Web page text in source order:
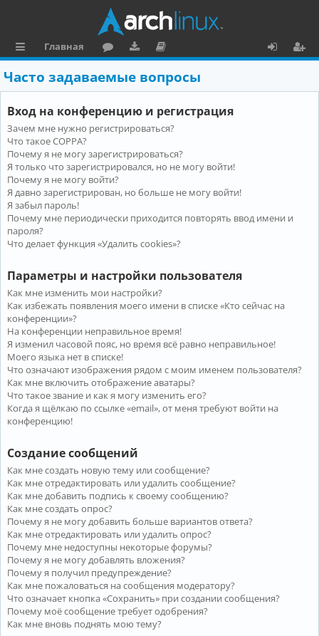
ы
л
к
и
Главная
ру
м
ру
зк
и
ку
м
е
н
та
ц
и
я
о
и
Часто задаваемые вопросы
Вход на конференцию и регистрация
Зачем мне нужно регистрироваться?
Что такое COPPA?
Почему я не могу зарегистрироваться?
Я только что зарегистрировался, но не могу войти!
Почему я не могу войти?
Я давно зарегистрирован, но больше не могу войти!
Я забыл пароль!
Почему мне периодически приходится повторять ввод имени и
пароля?
Что делает функция «Удалить cookies»?
Параметры и настройки пользователя
Как мне изменить мои настройки?
Как избежать появления моего имени в списке «Кто сейчас на
конференции»?
На конференции неправильное время!
Я изменил часовой пояс, но время всё равно неправильное!
Моего языка нет в списке!
Что означают изображения рядом с моим именем пользователя?
Как мне включить отображение аватары?
Что такое звание и как я могу изменить его?
Когда я щёлкаю по ссылке «email», от меня требуют войти на
конференцию!
Создание сообщений
Как мне создать новую тему или сообщение?
Как мне отредактировать или удалить сообщение?
Как мне добавить подпись к своему сообщению?
Как мне создать опрос?
Почему я не могу добавить больше вариантов ответа?
Как мне отредактировать или удалить опрос?
Почему мне недоступны некоторые форумы?
Почему я не могу добавлять вложения?
Почему я получил предупреждение?
Как мне пожаловаться на сообщения модератору?
Что означает кнопка «Сохранить» при создании сообщения?
Почему моё сообщение требует одобрения?
Как мне вновь поднять мою тему?